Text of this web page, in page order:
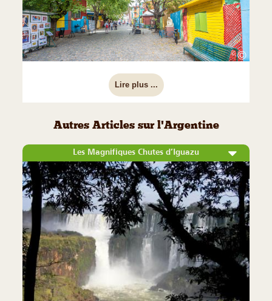
©
Lire plus ...
Autres Articles sur l'Argentine
Les Magnifiques Chutes d’Iguazu